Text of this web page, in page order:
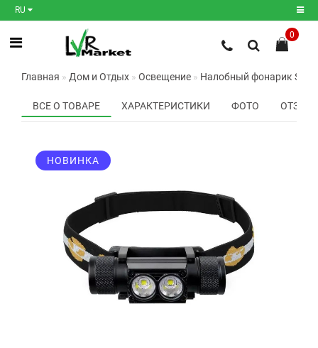
RU
Регистрация
Авторизация
Мои
закладки0
0
Главная Дом и Отдых Освещение Налобный фонарик
ВСЕ О ТОВАРЕ ХАРАКТЕРИСТИКИ ФОТО
НОВИНКА